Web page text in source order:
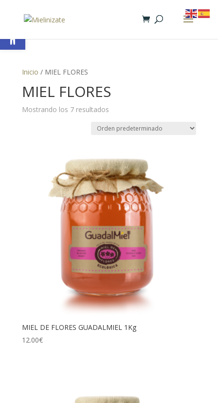
Abrir barra de herramientas
Inicio / MIEL FLORES
MIEL FLORES
Mostrando los 7 resultados
MIEL DE FLORES GUADALMIEL 1Kg
12.00€